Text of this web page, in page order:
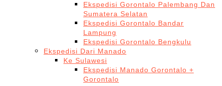
Ekspedisi Gorontalo Palembang Dan
Sumatera Selatan
Ekspedisi Gorontalo Bandar
Lampung
Ekspedisi Gorontalo Bengkulu
Ekspedisi Dari Manado
Ke Sulawesi
Ekspedisi Manado Gorontalo +
Gorontalo